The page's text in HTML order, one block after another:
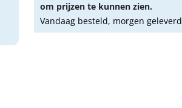
om prijzen te kunnen zien.
Vandaag besteld, morgen geleverd